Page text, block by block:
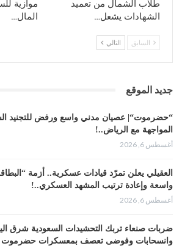
طلاب الشمال من تعميد
الشهادات يشعل…
موازية
المال…
السابق التالي
جديد الموقع
“حضرموت“| عصيان مدني واسع ورفض للتجنيد
المواجهة مع الرياض..!
أغسطس 6, 2026
العقيلي يعلن تمرّد قيادات عسكرية.. أزمة
واسعة وإعادة ترتيب المشهد العسكري..!
أغسطس 6, 2026
ضربات صنعاء تربك التحشيدات السعودية شرق
وانسحابات وفوضى تعصف بمعسكرات حضرموت